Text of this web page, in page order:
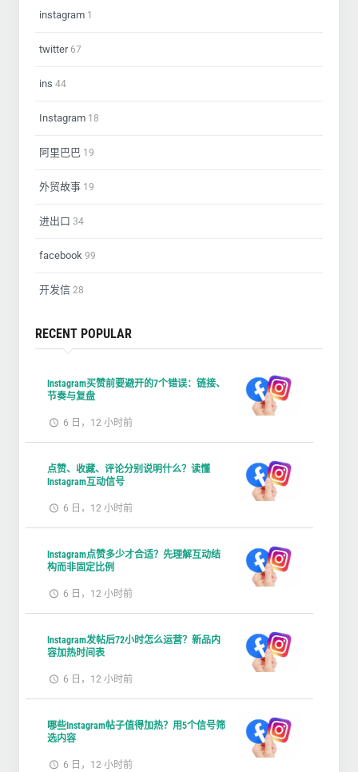
instagram 1
twitter67
ins 44
Instagram 18
阿里巴巴 19
外贸故事 19
进出口 34
facebook 99
开发信 28
RECENT POPULAR
Instagram买赞前要避开的7个错误：链接、
节奏与复盘
6 日，12 小时前
点赞、收藏、评论分别说明什么？读懂
Instagram互动信号
6 日，12 小时前
Instagram点赞多少才合适？先理解互动结
构而非固定比例
6 日，12 小时前
Instagram发帖后72小时怎么运营？新品内
容加热时间表
6 日，12 小时前
哪些Instagram帖子值得加热？用5个信号筛
选内容
6 日，12 小时前